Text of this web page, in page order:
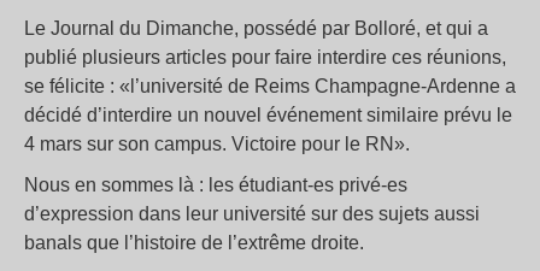
Le Journal du Dimanche, possédé par Bolloré, et qui a
publié plusieurs articles pour faire interdire ces réunions,
se félicite : «l’université de Reims Champagne-Ardenne a
décidé d’interdire un nouvel événement similaire prévu le
4 mars sur son campus. Victoire pour le RN».
Nous en sommes là : les étudiant-es privé-es
d’expression dans leur université sur des sujets aussi
banals que l’histoire de l’extrême droite.